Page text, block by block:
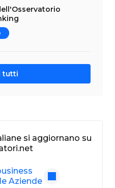
tutti
si aggiornano su
Aziende